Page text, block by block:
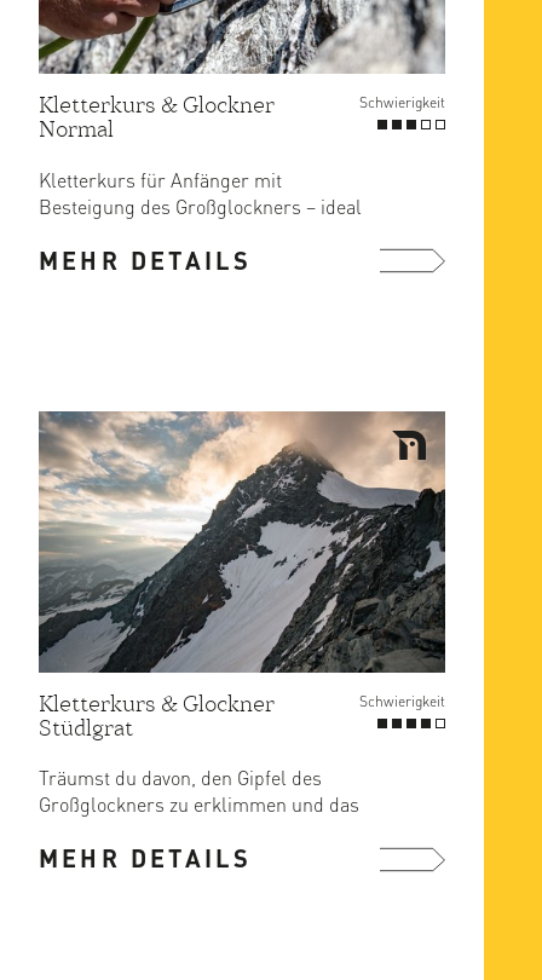
Kletterkurs & Glockner
Normal
Schwierigkeit
Kletterkurs für Anfänger mit
Besteigung des Großglockners – ideal
MEHR DETAILS
Kletterkurs & Glockner
Stüdlgrat
Schwierigkeit
Träumst du davon, den Gipfel des
Großglockners zu erklimmen und das
MEHR DETAILS